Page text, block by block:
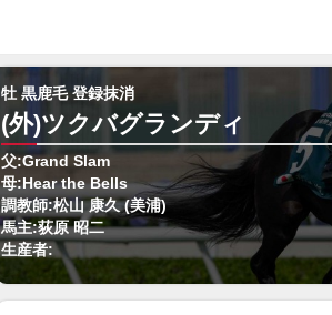
牡 黒鹿毛 登録抹消
(外)ツクバグランディ
父:Grand Slam
母:Hear the Bells
調教師:松山 康久 (美浦)
馬主:荻原 昭二
生産者: